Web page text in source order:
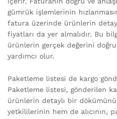
gümrük işlemlerinin
fatura üzerinde ürünlerin
fiyatları da yer almalıdır. Bu
ürünlerin gerçek değerini
yardımcı olur.
Paketleme listesi de kargo
Paketleme listesi, gönderilen
ürünlerin detaylı bir
yetkililerinin hem de alıcının,